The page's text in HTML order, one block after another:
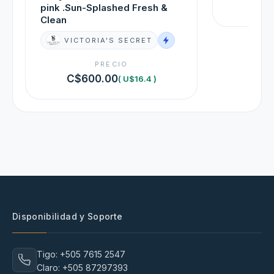
pink .Sun-Splashed Fresh &
Clean
VICTORIA'S SECRET
PRECIO
C$600.00( U$16.4 )
Disponibilidad y Soporte
Tigo: +505 7615 2547
Claro: +505 87297393